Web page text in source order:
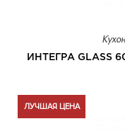
ИНТЕГРА GLASS
ЛУЧШАЯ ЦЕНА